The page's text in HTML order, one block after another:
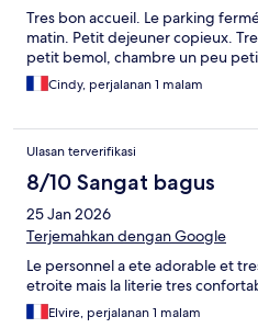
Tres bon accueil. Le parking
matin. Petit dejeuner copieux.
petit bemol, chambre un peu
Cindy, perjalanan 1 malam
Ulasan terverifikasi
8/10 Sangat bagus
25 Jan 2026
Terjemahkan dengan Google
Le personnel a ete adorable et
etroite mais la literie tres
Elvire, perjalanan 1 malam